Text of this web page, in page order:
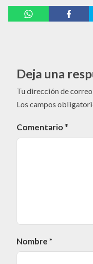
Deja una
Tu dirección de
Los campos
Comentario *
Nombre *